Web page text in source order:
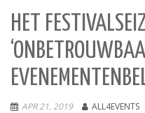
HET
APR 21, 2019 ALL4EVENTS